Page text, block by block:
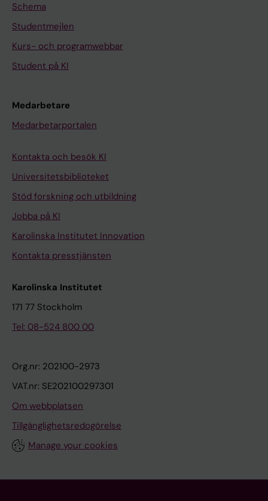
Schema
Studentmejlen
Kurs- och programwebbar
Student på KI
Medarbetare
Medarbetarportalen
Kontakta och besök KI
Universitetsbiblioteket
Stöd forskning och utbildning
Jobba på KI
Karolinska Institutet Innovation
Kontakta presstjänsten
Karolinska Institutet
171 77 Stockholm
Tel: 08-524 800 00
Org.nr: 202100-2973
VAT.nr: SE202100297301
Om webbplatsen
Tillgänglighetsredogörelse
Manage your cookies